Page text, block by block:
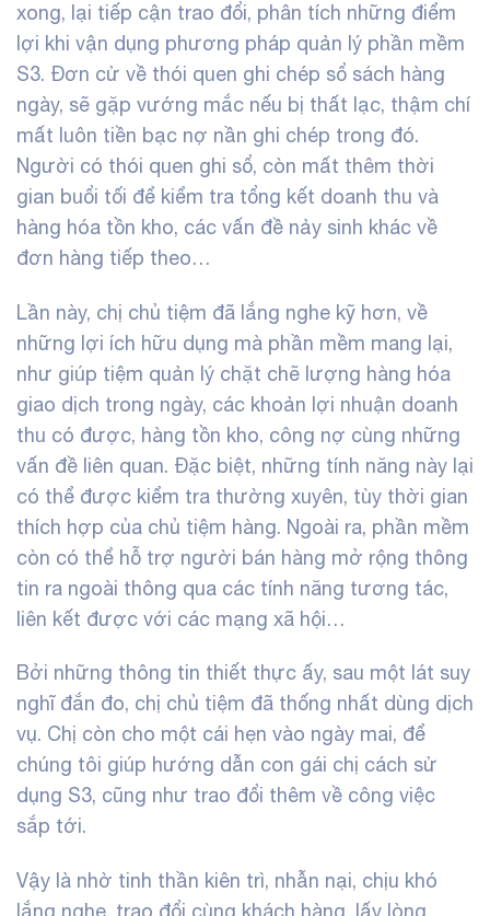
xong, lại tiếp cận trao đổi, phân tích những điểm
lợi khi vận dụng phương pháp quản lý phần mềm
S3. Đơn cử về thói quen ghi chép sổ sách hàng
ngày, sẽ gặp vướng mắc nếu bị thất lạc, thậm chí
mất luôn tiền bạc nợ nần ghi chép trong đó.
Người có thói quen ghi sổ, còn mất thêm thời
gian buổi tối để kiểm tra tổng kết doanh thu và
hàng hóa tồn kho, các vấn đề nảy sinh khác về
đơn hàng tiếp theo…
Lần này, chị chủ tiệm đã lắng nghe kỹ hơn, về
những lợi ích hữu dụng mà phần mềm mang lại,
như giúp tiệm quản lý chặt chẽ lượng hàng hóa
giao dịch trong ngày, các khoản lợi nhuận doanh
thu có được, hàng tồn kho, công nợ cùng những
vấn đề liên quan. Đặc biệt, những tính năng này lại
có thể được kiểm tra thường xuyên, tùy thời gian
thích hợp của chủ tiệm hàng. Ngoài ra, phần mềm
còn có thể hỗ trợ người bán hàng mở rộng thông
tin ra ngoài thông qua các tính năng tương tác,
liên kết được với các mạng xã hội…
Bởi những thông tin thiết thực ấy, sau một lát suy
nghĩ đắn đo, chị chủ tiệm đã thống nhất dùng dịch
vụ. Chị còn cho một cái hẹn vào ngày mai, để
chúng tôi giúp hướng dẫn con gái chị cách sử
dụng S3, cũng như trao đổi thêm về công việc
sắp tới.
Vậy là nhờ tinh thần kiên trì, nhẫn nại, chịu khó
lắng nghe, trao đổi cùng khách hàng, lấy lòng